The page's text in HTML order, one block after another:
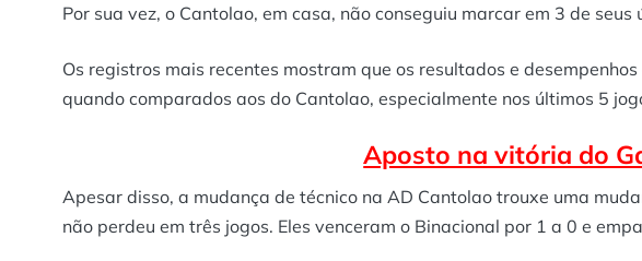
Por sua vez, o Cantolao, em casa, não conseguiu marcar em 3 de seus
Os registros mais recentes mostram que os resultados e
quando comparados aos do Cantolao, especialmente nos últimos 5
Aposto na vitória do
Apesar disso, a mudança de técnico na AD Cantolao trouxe uma
não perdeu em três jogos. Eles venceram o Binacional por 1 a 0 e